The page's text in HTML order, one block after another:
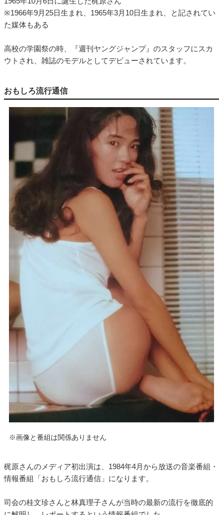
※1966年9月25日生まれ、1965年3月10日生まれ、と記されてい
た媒体もある
高校の学園祭の時、『週刊ヤングジャンプ』のスタッフにスカ
ウトされ、雑誌のモデルとしてデビューされています。
おもしろ流行通信
※画像と番組は関係ありません
梶原さんのメディア初出演は、1984年4月から放送の音楽番組・
情報番組「おもしろ流行通信」になります。
司会の桂文珍さんと林真理子さんが当時の最新の流行を徹底的